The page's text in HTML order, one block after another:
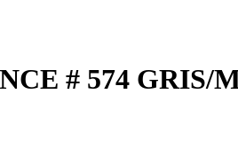
# 574 GRIS/